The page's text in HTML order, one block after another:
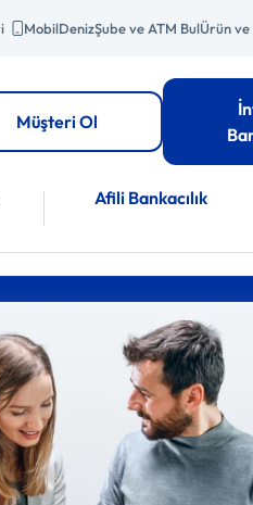
MobilDenizŞube ve ATM BulÜrün
Afili Bankacılık
Müşteri Ol